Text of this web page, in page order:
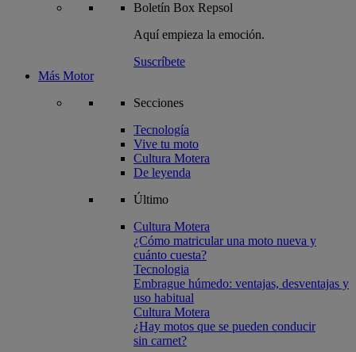
Boletín Box Repsol
Aquí empieza la emoción.
Suscríbete
Más Motor
Secciones
Tecnología
Vive tu moto
Cultura Motera
De leyenda
Último
Cultura Motera
¿Cómo matricular una moto nueva y
cuánto cuesta?
Tecnologia
Embrague húmedo: ventajas, desventajas y
uso habitual
Cultura Motera
¿Hay motos que se pueden conducir
sin carnet?